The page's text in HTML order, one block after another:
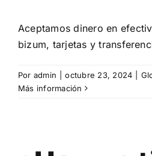
Aceptamos dinero en
bizum, tarjetas y
Por admin octubre 23, 2024
Más información